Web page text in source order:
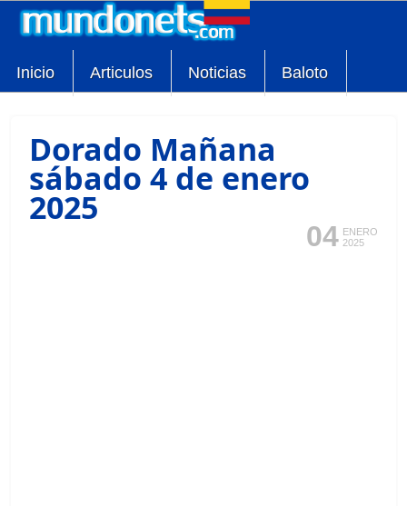
Inicio Articulos Noticias Baloto
Dorado Mañana
sábado 4 de enero
2025
04 ENERO
2025